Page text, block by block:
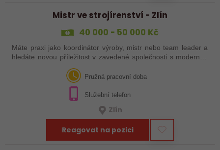
Mistr ve strojírenství - Zlín
40 000 - 50 000 Kč
Máte praxi jako koordinátor výroby, mistr nebo team leader a
hledáte novou příležitost v zavedené společnosti s moderním
Pružná pracovní doba
Služební telefon
Zlín
Reagovat na pozici